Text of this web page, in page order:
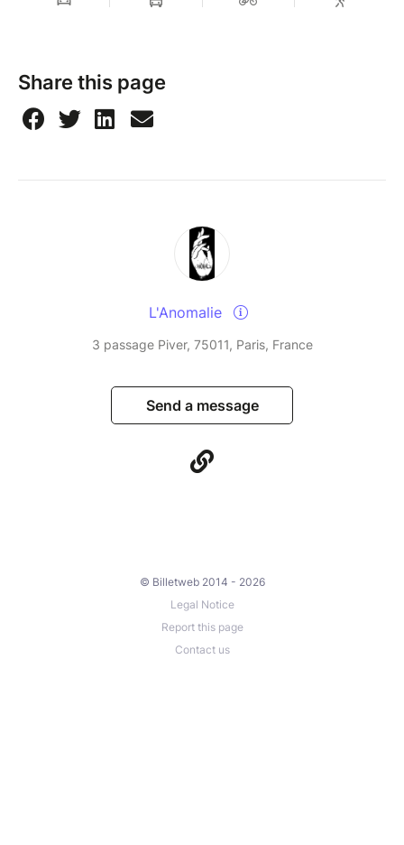
Share this page
L'Anomalie
3 passage Piver, 75011, Paris, France
Send a message
© Billetweb 2014 - 2026
Legal Notice
Report this page
Contact us